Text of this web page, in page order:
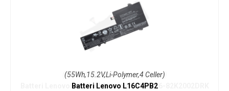
(55Wh,15.2V,Li-Polymer,4 Celler)
Batteri Lenovo L16C4PB2